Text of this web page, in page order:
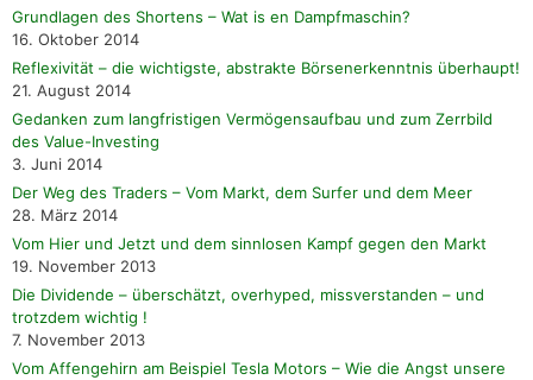
Grundlagen des Shortens – Wat is en Dampfmaschin?
16. Oktober 2014
Reflexivität – die wichtigste, abstrakte Börsenerkenntnis überhaupt!
21. August 2014
Gedanken zum langfristigen Vermögensaufbau und zum Zerrbild
des Value-Investing
3. Juni 2014
Der Weg des Traders – Vom Markt, dem Surfer und dem Meer
28. März 2014
Vom Hier und Jetzt und dem sinnlosen Kampf gegen den Markt
19. November 2013
Die Dividende – überschätzt, overhyped, missverstanden – und
trotzdem wichtig !
7. November 2013
Vom Affengehirn am Beispiel Tesla Motors – Wie die Angst unsere